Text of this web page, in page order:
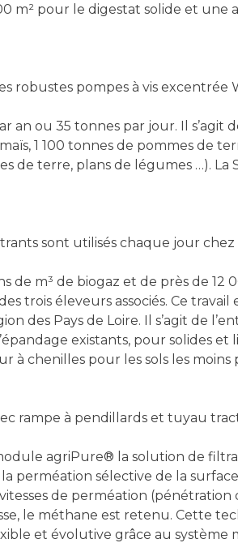
pour le digestat solide et une
robustes pompes à vis excentrée
an ou 35 tonnes par jour. Il s’agit
1 100 tonnes de pommes de
de terre, plans de légumes …).
sont utilisés chaque jour
de m³ de biogaz et de près de
trois éleveurs associés. Ce
des Pays de Loire. Il s’agit de
existants, pour solides
à chenilles pour les sols les moins
rampe à pendillards et tuyau
agriPure® la solution de
perméation sélective de la
de perméation
le méthane est retenu. Cette
et évolutive grâce au